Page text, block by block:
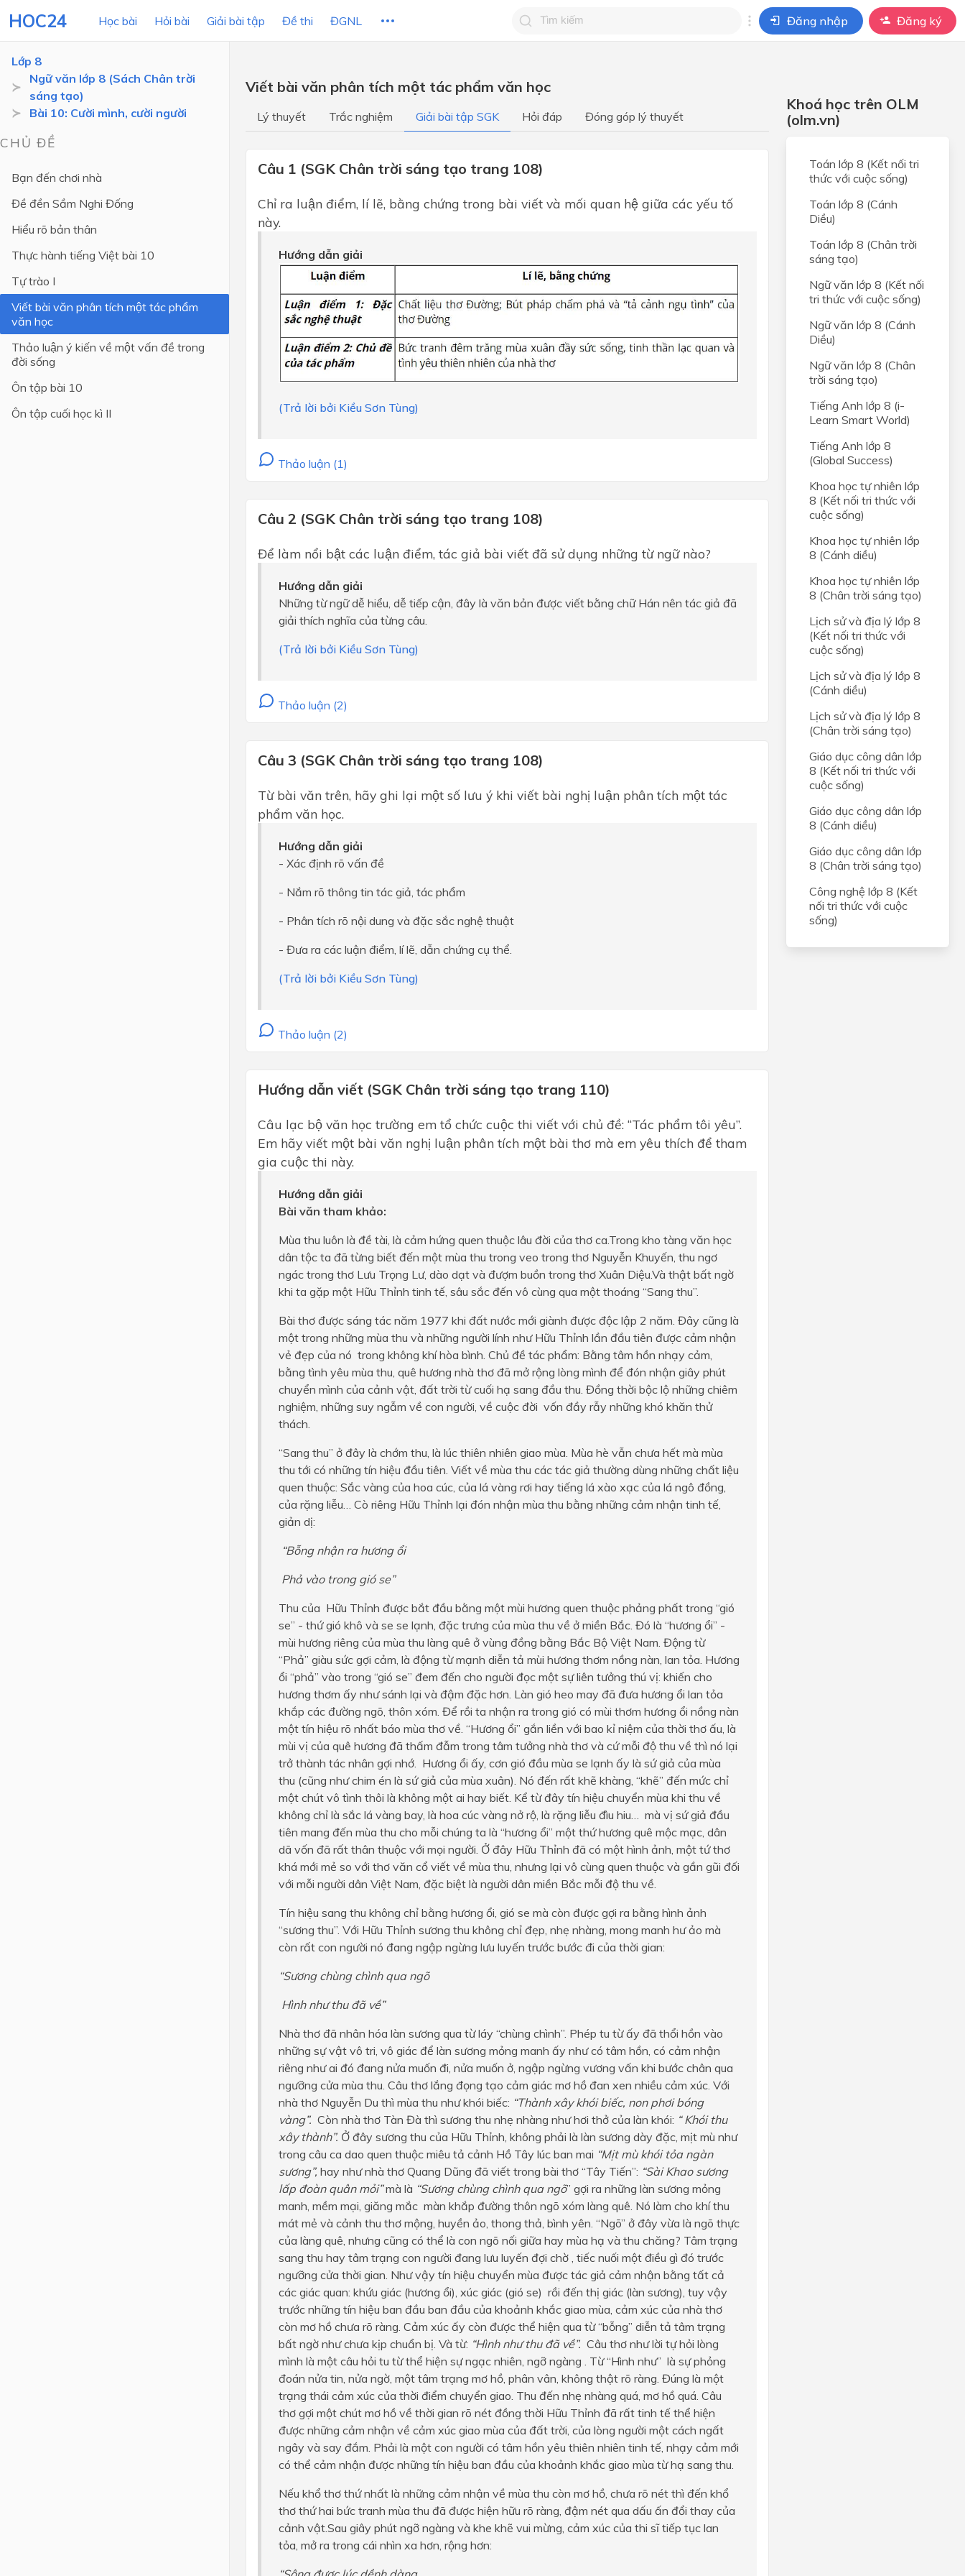
HOC24 Học bài Hỏi bài Giải bài tập Đề thi ĐGNL Đăng nhập Đăng ký
LỚP HỌC
Lớp 6
Lớp 4
Lớp 8
Ngữ văn lớp 8 (Sách Chân trời
sáng tạo)
Bài 10: Cười mình, cười người
CHỦ ĐỀ
Bạn đến chơi nhà
Đề đền Sầm Nghi Đống
Hiểu rõ bản thân
Thực hành tiếng Việt bài 10
Tự trào I
Viết bài văn phân tích một tác phẩm
văn học
Thảo luận ý kiến về một vấn đề trong
đời sống
Ôn tập bài 10
Ôn tập cuối học kì II
Viết bài văn phân tích một tác phẩm văn học
Lý thuyết Trắc nghiệm Giải bài tập SGK Hỏi đáp Đóng góp lý thuyết
Câu 1 (SGK Chân trời sáng tạo trang 108)
Chỉ ra luận điểm, lí lẽ, bằng chứng trong bài viết và mối quan hệ giữa các yếu tố
này.
Hướng dẫn giải
(Trả lời bởi Kiều Sơn Tùng)
Thảo luận (1)
Câu 2 (SGK Chân trời sáng tạo trang 108)
Để làm nổi bật các luận điểm, tác giả bài viết đã sử dụng những từ ngữ nào?
Hướng dẫn giải
Những từ ngữ dễ hiểu, dễ tiếp cận, đây là văn bản được viết bằng chữ Hán nên tác giả đã
giải thích nghĩa của từng câu.
(Trả lời bởi Kiều Sơn Tùng)
Thảo luận (2)
Câu 3 (SGK Chân trời sáng tạo trang 108)
Từ bài văn trên, hãy ghi lại một số lưu ý khi viết bài nghị luận phân tích một tác
phẩm văn học.
Hướng dẫn giải
- Xác định rõ vấn đề
- Nắm rõ thông tin tác giả, tác phẩm
- Phân tích rõ nội dung và đặc sắc nghệ thuật
- Đưa ra các luận điểm, lí lẽ, dẫn chứng cụ thể.
(Trả lời bởi Kiều Sơn Tùng)
Thảo luận (2)
Hướng dẫn viết (SGK Chân trời sáng tạo trang 110)
Câu lạc bộ văn học trường em tổ chức cuộc thi viết với chủ đề: “Tác phẩm tôi yêu”.
Em hãy viết một bài văn nghị luận phân tích một bài thơ mà em yêu thích để tham
gia cuộc thi này.
Hướng dẫn giải
Bài văn tham khảo:
Mùa thu luôn là đề tài, là cảm hứng quen thuộc lâu đời của thơ ca.Trong kho tàng văn học
dân tộc ta đã từng biết đến một mùa thu trong veo trong thơ Nguyễn Khuyến, thu ngơ
ngác trong thơ Lưu Trọng Lư, dào dạt và đượm buồn trong thơ Xuân Diệu.Và thật bất ngờ
khi ta gặp một Hữu Thỉnh tinh tế, sâu sắc đến vô cùng qua một thoáng “Sang thu”.
Bài thơ được sáng tác năm 1977 khi đất nước mới giành được độc lập 2 năm. Đây cũng là
một trong những mùa thu và những người lính như Hữu Thỉnh lần đầu tiên được cảm nhận
vẻ đẹp của nó trong không khí hòa bình. Chủ đề tác phẩm: Bằng tâm hồn nhạy cảm,
bằng tình yêu mùa thu, quê hương nhà thơ đã mở rộng lòng mình để đón nhận giây phút
chuyển mình của cảnh vật, đất trời từ cuối hạ sang đầu thu. Đồng thời bộc lộ những chiêm
nghiệm, những suy ngẫm về con người, về cuộc đời vốn đầy rẫy những khó khăn thử
thách.
“Sang thu” ở đây là chớm thu, là lúc thiên nhiên giao mùa. Mùa hè vẫn chưa hết mà mùa
thu tới có những tín hiệu đầu tiên. Viết về mùa thu các tác giả thường dùng những chất liệu
quen thuộc: Sắc vàng của hoa cúc, của lá vàng rơi hay tiếng lá xào xạc của lá ngô đồng,
của rặng liễu… Cò riêng Hữu Thỉnh lại đón nhận mùa thu bằng những cảm nhận tinh tế,
giản dị:
“Bỗng nhận ra hương ổi
Phả vào trong gió se”
Thu của Hữu Thỉnh được bắt đầu bằng một mùi hương quen thuộc phảng phất trong “gió
se” - thứ gió khô và se se lạnh, đặc trưng của mùa thu về ở miền Bắc. Đó là “hương ổi” -
mùi hương riêng của mùa thu làng quê ở vùng đồng bằng Bắc Bộ Việt Nam. Động từ
“Phả” giàu sức gợi cảm, là động từ mạnh diễn tả mùi hương thơm nồng nàn, lan tỏa. Hương
ổi “phả” vào trong “gió se” đem đến cho người đọc một sự liên tưởng thú vị: khiến cho
hương thơm ấy như sánh lại và đậm đặc hơn. Làn gió heo may đã đưa hương ổi lan tỏa
khắp các đường ngõ, thôn xóm. Để rồi ta nhận ra trong gió có mùi thơm hương ổi nồng nàn
một tín hiệu rõ nhất báo mùa thơ về. “Hương ổi” gắn liền với bao kỉ niệm của thời thơ ấu, là
mùi vị của quê hương đã thấm đẫm trong tâm tưởng nhà thơ và cứ mỗi độ thu về thì nó lại
trở thành tác nhân gợi nhớ. Hương ổi ấy, cơn gió đầu mùa se lạnh ấy là sứ giả của mùa
thu (cũng như chim én là sứ giả của mùa xuân). Nó đến rất khẽ khàng, “khẽ” đến mức chỉ
một chút vô tình thôi là không một ai hay biết. Kể từ đây tín hiệu chuyển mùa khi thu về
không chỉ là sắc lá vàng bay, là hoa cúc vàng nở rộ, là rặng liễu đìu hiu… mà vị sứ giả đầu
tiên mang đến mùa thu cho mỗi chúng ta là “hương ổi” một thứ hương quê mộc mạc, dân
dã vốn đã rất thân thuộc với mọi người. Ở đây Hữu Thỉnh đã có một hình ảnh, một tứ thơ
khá mới mẻ so với thơ văn cổ viết về mùa thu, nhưng lại vô cùng quen thuộc và gần gũi đối
với mỗi người dân Việt Nam, đặc biệt là người dân miền Bắc mỗi độ thu về.
Tín hiệu sang thu không chỉ bằng hương ổi, gió se mà còn được gợi ra bằng hình ảnh
“sương thu”. Với Hữu Thỉnh sương thu không chỉ đẹp, nhẹ nhàng, mong manh hư ảo mà
còn rất con người nó đang ngập ngừng lưu luyến trước bước đi của thời gian:
“Sương chùng chình qua ngõ
Hình như thu đã về”
Nhà thơ đã nhân hóa làn sương qua từ láy “chùng chình”. Phép tu từ ấy đã thổi hồn vào
những sự vật vô tri, vô giác để làn sương mỏng manh ấy như có tâm hồn, có cảm nhận
riêng như ai đó đang nửa muốn đi, nửa muốn ở, ngập ngừng vương vấn khi bước chân qua
ngưỡng cửa mùa thu. Câu thơ lắng đọng tạo cảm giác mơ hồ đan xen nhiều cảm xúc. Với
nhà thơ Nguyễn Du thì mùa thu như khói biếc: “Thành xây khói biếc, non phơi bóng
vàng”. Còn nhà thơ Tàn Đà thì sương thu nhẹ nhàng như hơi thở của làn khói: “ Khói thu
xây thành”. Ở đây sương thu của Hữu Thỉnh, không phải là làn sương dày đặc, mịt mù như
trong câu ca dao quen thuộc miêu tả cảnh Hồ Tây lúc ban mai “Mịt mù khói tỏa ngàn
sương”, hay như nhà thơ Quang Dũng đã viết trong bài thơ “Tây Tiến”: “Sài Khao sương
lấp đoàn quân mỏi”mà là “Sương chùng chình qua ngõ” gợi ra những làn sương mỏng
manh, mềm mại, giăng mắc màn khắp đường thôn ngõ xóm làng quê. Nó làm cho khí thu
mát mẻ và cảnh thu thơ mộng, huyền ảo, thong thả, bình yên. “Ngõ” ở đây vừa là ngõ thực
của làng quê, nhưng cũng có thể là con ngõ nối giữa hay mùa hạ và thu chăng? Tâm trạng
sang thu hay tâm trạng con người đang lưu luyến đợi chờ , tiếc nuối một điều gì đó trước
ngưỡng cửa thời gian. Như vậy tín hiệu chuyển mùa được tác giả cảm nhận bằng tất cả
các giác quan: khứu giác (hương ổi), xúc giác (gió se) rồi đến thị giác (làn sương), tuy vậy
trước những tín hiệu ban đầu ban đầu của khoảnh khắc giao mùa, cảm xúc của nhà thơ
còn mơ hồ chưa rõ ràng. Cảm xúc ấy còn được thể hiện qua từ “bỗng” diễn tả tâm trạng
bất ngờ như chưa kịp chuẩn bị. Và từ: “Hình như thu đã về”. Câu thơ như lời tự hỏi lòng
mình là một câu hỏi tu từ thể hiện sự ngạc nhiên, ngỡ ngàng . Từ “Hình như” là sự phỏng
đoán nửa tin, nửa ngờ, một tâm trạng mơ hồ, phân vân, không thật rõ ràng. Đúng là một
trạng thái cảm xúc của thời điểm chuyển giao. Thu đến nhẹ nhàng quá, mơ hồ quá. Câu
thơ gợi một chút mơ hồ về thời gian rõ nét đồng thời Hữu Thỉnh đã rất tinh tế thể hiện
được những cảm nhận về cảm xúc giao mùa của đất trời, của lòng người một cách ngất
ngây và say đắm. Phải là một con người có tâm hồn yêu thiên nhiên tinh tế, nhạy cảm mới
có thể cảm nhận được những tín hiệu ban đầu của khoảnh khắc giao mùa từ hạ sang thu.
Nếu khổ thơ thứ nhất là những cảm nhận về mùa thu còn mơ hồ, chưa rõ nét thì đến khổ
thơ thứ hai bức tranh mùa thu đã được hiện hữu rõ ràng, đậm nét qua dấu ấn đổi thay của
cảnh vật.Sau giây phút ngỡ ngàng và khe khẽ vui mừng, cảm xúc của thi sĩ tiếp tục lan
tỏa, mở ra trong cái nhìn xa hơn, rộng hơn:
Khoá học trên OLM
(olm.vn)
Toán lớp 8 (Kết nối tri
thức với cuộc sống)
Toán lớp 8 (Cánh
Diều)
Toán lớp 8 (Chân trời
sáng tạo)
Ngữ văn lớp 8 (Kết nối
tri thức với cuộc sống)
Ngữ văn lớp 8 (Cánh
Diều)
Ngữ văn lớp 8 (Chân
trời sáng tạo)
Tiếng Anh lớp 8 (i-
Learn Smart World)
Tiếng Anh lớp 8
(Global Success)
Khoa học tự nhiên lớp
8 (Kết nối tri thức với
cuộc sống)
Khoa học tự nhiên lớp
8 (Cánh diều)
Khoa học tự nhiên lớp
8 (Chân trời sáng tạo)
Lịch sử và địa lý lớp 8
(Kết nối tri thức với
cuộc sống)
Lịch sử và địa lý lớp 8
(Cánh diều)
Lịch sử và địa lý lớp 8
(Chân trời sáng tạo)
Giáo dục công dân lớp
8 (Kết nối tri thức với
cuộc sống)
Giáo dục công dân lớp
8 (Cánh diều)
Giáo dục công dân lớp
8 (Chân trời sáng tạo)
Công nghệ lớp 8 (Kết
nối tri thức với cuộc
sống)